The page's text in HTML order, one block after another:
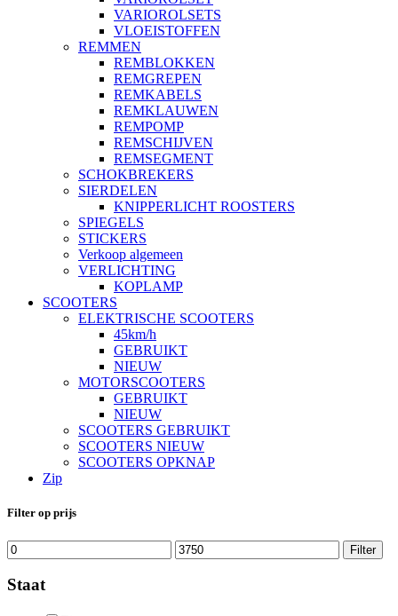
VARIOROLSETS
VLOEISTOFFEN
REMMEN
REMBLOKKEN
REMGREPEN
REMKABELS
REMKLAUWEN
REMPOMP
REMSCHIJVEN
REMSEGMENT
SCHOKBREKERS
SIERDELEN
KNIPPERLICHT ROOSTERS
SPIEGELS
STICKERS
Verkoop algemeen
VERLICHTING
KOPLAMP
SCOOTERS
ELEKTRISCHE SCOOTERS
45km/h
GEBRUIKT
NIEUW
MOTORSCOOTERS
GEBRUIKT
NIEUW
SCOOTERS GEBRUIKT
SCOOTERS NIEUW
SCOOTERS OPKNAP
Zip
Filter op prijs
Min.
prijs
Max.
prijs
Filter
Staat